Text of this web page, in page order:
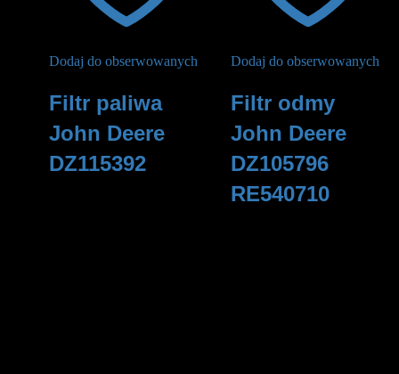
Dodaj do obserwowanych
Filtr paliwa
John Deere
DZ115392
Dodaj do obserwowanych
Filtr odmy
John Deere
DZ105796
RE540710